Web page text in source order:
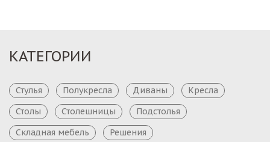
КАТЕГОРИИ
Стулья Полукресла Диваны
Кресла
Столы
Столешницы
Подстолья
Складная мебель
Решения